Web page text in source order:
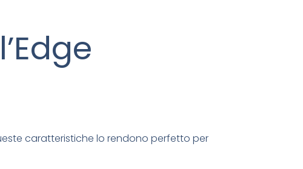
caratteristiche lo rendono perfetto per